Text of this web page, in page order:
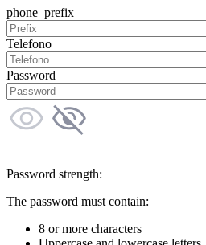
phone_prefix
Telefono
Password
Password strength:
The password must contain:
8 or more characters